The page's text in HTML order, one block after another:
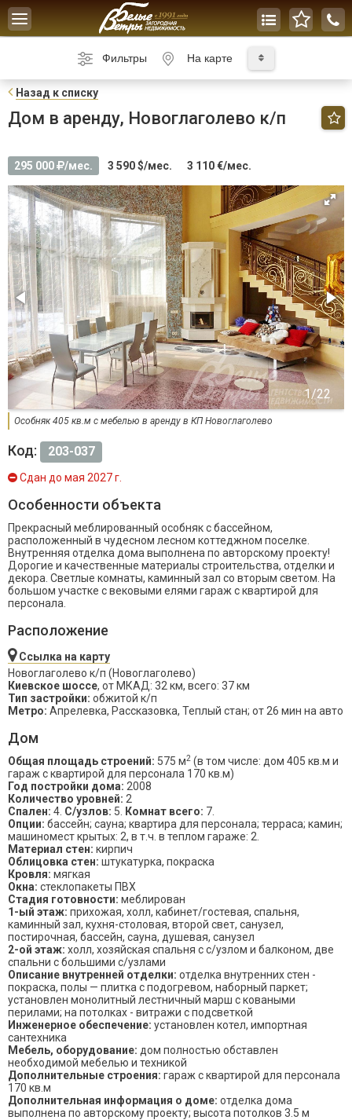
Toggle
navigation
Фильтры На карте
Назад к списку
Дом в аренду, Новоглаголево к/п
295 000 /мес. 3 590 $/мес. 3 110 €/мес.
Особняк 405 кв.м с мебелью в аренду в КП Новоглаголево
Код: 203-037
Сдан до мая 2027 г.
Особенности объекта
Прекрасный меблированный особняк с бассейном,
расположенный в чудесном лесном коттеджном поселке.
Внутренняя отделка дома выполнена по авторскому проекту!
Дорогие и качественные материалы строительства, отделки и
декора. Светлые комнаты, каминный зал со вторым светом. На
большом участке с вековыми елями гараж с квартирой для
персонала.
Расположение
Ссылка на карту
Новоглаголево к/п (Новоглаголево)
Киевское шоссе, от МКАД: 32 км, всего: 37 км
Тип застройки: обжитой к/п
Метро: Апрелевка, Рассказовка, Теплый стан; от 26 мин на авто
Дом
Общая площадь строений: 575 м2 (в том числе: дом 405 кв.м и
гараж с квартирой для персонала 170 кв.м)
Год постройки дома: 2008
Количество уровней: 2
Спален: 4. С/узлов: 5. Комнат всего: 7.
Опции: бассейн; сауна; квартира для персонала; терраса; камин;
машиномест крытых: 2, в т.ч. в теплом гараже: 2.
Материал стен: кирпич
Облицовка стен: штукатурка, покраска
Кровля: мягкая
Окна: стеклопакеты ПВХ
Стадия готовности: меблирован
1-ый этаж: прихожая, холл, кабинет/гостевая, спальня,
каминный зал, кухня-столовая, второй свет, санузел,
постирочная, бассейн, сауна, душевая, санузел
2-ой этаж: холл, хозяйская спальня с с/узлом и балконом, две
спальни с большими с/узлами
Описание внутренней отделки: отделка внутренних стен -
покраска, полы — плитка с подогревом, наборный паркет;
установлен монолитный лестничный марш с коваными
перилами; на потолках - витражи с подсветкой
Инженерное обеспечение: установлен котел, импортная
сантехника
Мебель, оборудование: дом полностью обставлен
необходимой мебелью и техникой
Дополнительные строения: гараж с квартирой для персонала
170 кв.м
Дополнительная информация о доме: отделка дома
выполнена по авторскому проекту; высота потолков 3.5 м